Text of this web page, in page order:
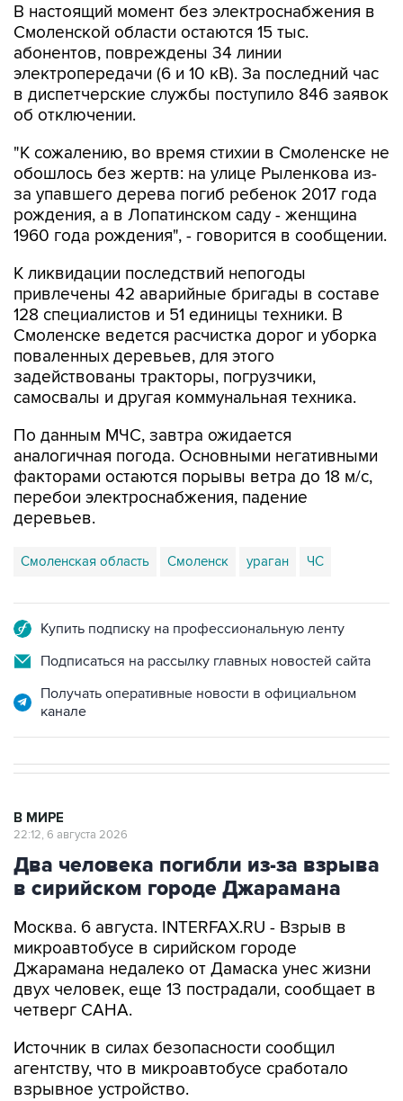
В настоящий момент без электроснабжения в
Смоленской области остаются 15 тыс.
абонентов, повреждены 34 линии
электропередачи (6 и 10 кВ). За последний час
в диспетчерские службы поступило 846 заявок
об отключении.
"К сожалению, во время стихии в Смоленске не
обошлось без жертв: на улице Рыленкова из-
за упавшего дерева погиб ребенок 2017 года
рождения, а в Лопатинском саду - женщина
1960 года рождения", - говорится в сообщении.
К ликвидации последствий непогоды
привлечены 42 аварийные бригады в составе
128 специалистов и 51 единицы техники. В
Смоленске ведется расчистка дорог и уборка
поваленных деревьев, для этого
задействованы тракторы, погрузчики,
самосвалы и другая коммунальная техника.
По данным МЧС, завтра ожидается
аналогичная погода. Основными негативными
факторами остаются порывы ветра до 18 м/с,
перебои электроснабжения, падение
деревьев.
Смоленская область Смоленск ураган ЧС
Купить подписку на профессиональную ленту
Подписаться на рассылку главных новостей сайта
Получать оперативные новости в официальном
канале
В МИРЕ
22:12, 6 августа 2026
Два человека погибли из-за взрыва
в сирийском городе Джарамана
Москва. 6 августа. INTERFAX.RU - Взрыв в
микроавтобусе в сирийском городе
Джарамана недалеко от Дамаска унес жизни
двух человек, еще 13 пострадали, сообщает в
четверг САНА.
Источник в силах безопасности сообщил
агентству, что в микроавтобусе сработало
взрывное устройство.